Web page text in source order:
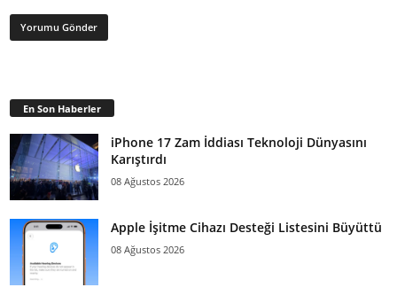
En Son Haberler
iPhone 17 Zam İddiası Teknoloji Dünyasını
Karıştırdı
08 Ağustos 2026
Apple İşitme Cihazı Desteği Listesini Büyüttü
08 Ağustos 2026